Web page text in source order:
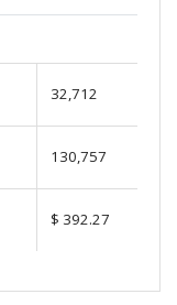
32,712
130,757
$ 392.27